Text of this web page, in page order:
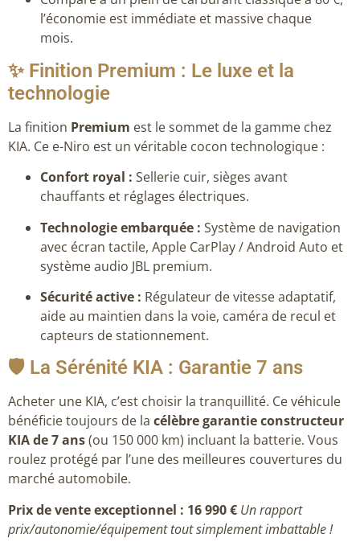
l’économie est immédiate et massive chaque
mois.
✨ Finition Premium : Le luxe et la
technologie
La finition Premium est le sommet de la gamme chez
KIA. Ce e-Niro est un véritable cocon technologique :
Confort royal : Sellerie cuir, sièges avant
chauffants et réglages électriques.
Technologie embarquée : Système de navigation
avec écran tactile, Apple CarPlay / Android Auto et
système audio JBL premium.
Sécurité active : Régulateur de vitesse adaptatif,
aide au maintien dans la voie, caméra de recul et
capteurs de stationnement.
🛡️ La Sérénité KIA : Garantie 7 ans
Acheter une KIA, c’est choisir la tranquillité. Ce véhicule
bénéficie toujours de la célèbre garantie constructeur
KIA de 7 ans(ou 150 000 km) incluant la batterie. Vous
roulez protégé par l’une des meilleures couvertures du
marché automobile.
Prix de vente exceptionnel : 16 990 € Un rapport
prix/autonomie/équipement tout simplement imbattable !